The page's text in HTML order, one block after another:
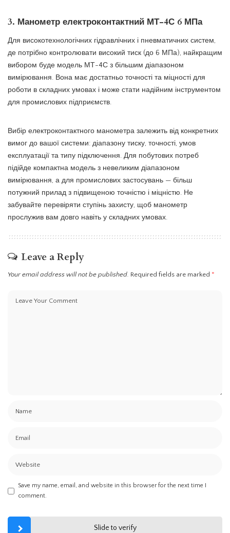
3. Манометр електроконтактний МТ-4С 6 МПа
Для високотехнологічних гідравлічних і пневматичних систем,
де потрібно контролювати високий тиск (до 6 МПа), найкращим
вибором буде модель МТ-4С з більшим діапазоном
вимірювання. Вона має достатньо точності та міцності для
роботи в складних умовах і може стати надійним інструментом
для промислових підприємств.
Вибір електроконтактного манометра залежить від конкретних
вимог до вашої системи: діапазону тиску, точності, умов
експлуатації та типу підключення. Для побутових потреб
підійде компактна модель з невеликим діапазоном
вимірювання, а для промислових застосувань — більш
потужний прилад з підвищеною точністю і міцністю. Не
забувайте перевіряти ступінь захисту, щоб манометр
прослужив вам довго навіть у складних умовах.
Leave a Reply
Your email address will not be published. Required fields are marked *
Save my name, email, and website in this browser for the next time I
comment.
Slide to verify